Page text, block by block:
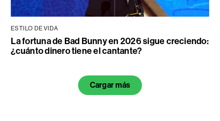
ESTILO DE VIDA
La fortuna de Bad Bunny en 2026 sigue creciendo:
¿cuánto dinero tiene el cantante?
Cargar más